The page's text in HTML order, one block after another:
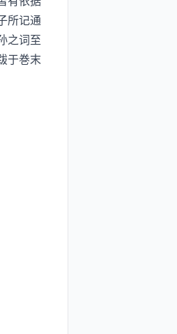
所记通
之词至
于巻末